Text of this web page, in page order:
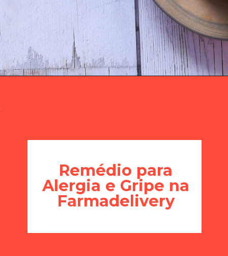
Remédio para
Alergia e Gripe na
Farmadelivery